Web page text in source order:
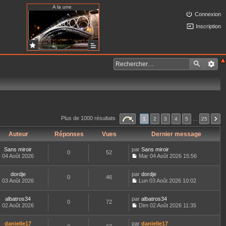
A la une
Connexion
Inscription
Plus de 1000 résultats 1 2 3 4 5 25
Auteur Réponses Vues Dernier message
Sans miroir
04 Août 2026
0 52 par Sans miroir
o
n
s
t
e
Mar 04 Août 2026 15:56
dordje
03 Août 2026
0 46 par dordje
o
n
s
Lun 03 Août 2026 10:02
albatros34
02 Août 2026
0 72 par albatros34
o
n
Dim 02 Août 2026 11:35
danielle17
par danielle17